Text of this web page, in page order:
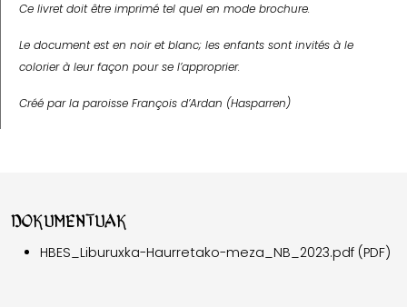
Ce livret doit être imprimé tel quel en mode brochure.
Le document est en noir et blanc; les enfants sont invités à le
colorier à leur façon pour se l’approprier.
Créé par la paroisse François d’Ardan (Hasparren)
Dokumentuak
HBES_Liburuxka-Haurretako-meza_NB_2023.pdf (PDF)